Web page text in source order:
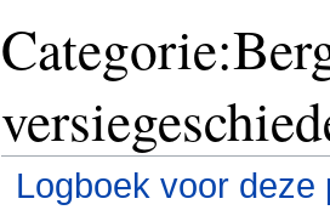
Logboek voor deze